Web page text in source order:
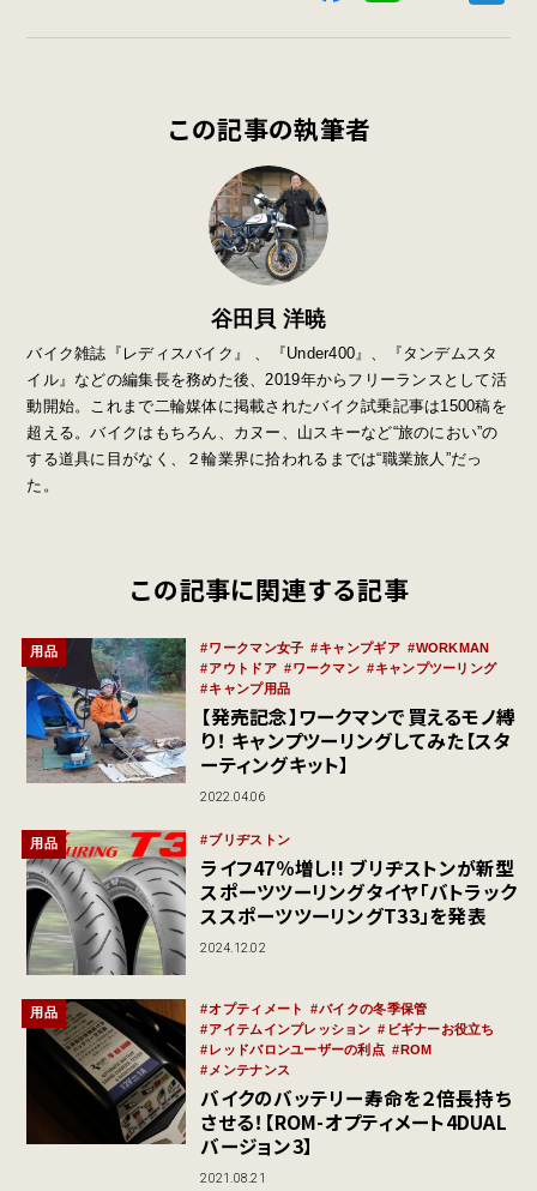
この記事の執筆者
谷田貝 洋暁
バイク雑誌『レディスバイク』 、『Under400』、『タンデムスタ
イル』などの編集長を務めた後、2019年からフリーランスとして活
動開始。これまで二輪媒体に掲載されたバイク試乗記事は1500稿を
超える。バイクはもちろん、カヌー、山スキーなど“旅のにおい”の
する道具に目がなく、２輪業界に拾われるまでは“職業旅人”だっ
た。
この記事に関連する記事
用品 ワークマン女子 キャンプギア
WORKMAN
アウトドア
ワークマン
キャンプツーリング
キャンプ用品
【発売記念】ワークマンで買えるモノ縛
り！ キャンプツーリングしてみた【スタ
ーティングキット】
2022.04.06
用品 ブリヂストン
ライフ47％増し!! ブリヂストンが新型
スポーツツーリングタイヤ「バトラック
ススポーツツーリングT33」を発表
2024.12.02
用品 オプティメート
バイクの冬季保管
アイテムインプレッション
ビギナーお役立ち
レッドバロンユーザーの利点
ROM
メンテナンス
バイクのバッテリー寿命を２倍長持ち
させる！【ROM-オプティメート4DUAL
バージョン3】
2021.08.21